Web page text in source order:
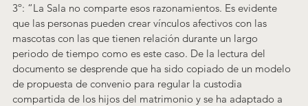
3º: “La Sala no comparte esos razonamientos. Es evidente
que las personas pueden crear vínculos afectivos con las
mascotas con las que tienen relación durante un largo
periodo de tiempo como es este caso. De la lectura del
documento se desprende que ha sido copiado de un modelo
de propuesta de convenio para regular la custodia
compartida de los hijos del matrimonio y se ha adaptado a